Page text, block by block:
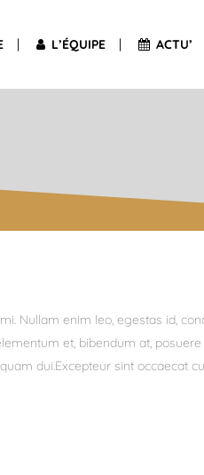
L’ÉQUIPE ACTU’
Nullam enim leo, egestas id,
et, bibendum at,
dui.Excepteur sint occaecat